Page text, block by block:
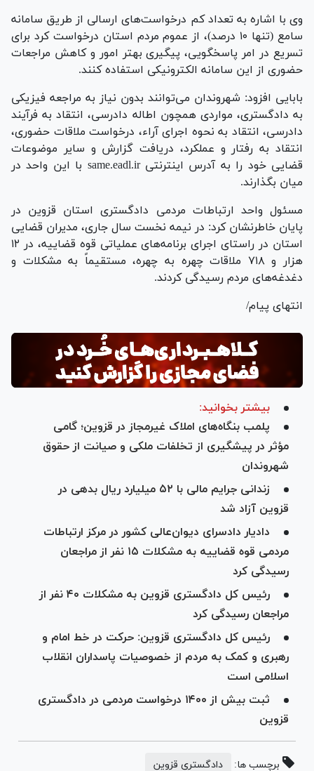
وی با اشاره به تعداد کم درخواست‌های ارسالی از طریق سامانه
سامع (تنها ۱۰ درصد)، از عموم مردم استان درخواست کرد برای
تسریع در امر پاسخگویی، پیگیری بهتر امور و کاهش مراجعات
حضوری از این سامانه الکترونیکی استفاده کنند.
بابایی افزود: شهروندان می‌توانند بدون نیاز به مراجعه فیزیکی
به دادگستری، مواردی همچون اطاله دادرسی، انتقاد به فرآیند
دادرسی، انتقاد به نحوه اجرای آراء، درخواست ملاقات حضوری،
انتقاد به رفتار و عملکرد، دریافت گزارش و سایر موضوعات
قضایی خود را به آدرس اینترنتی same.eadl.ir با این واحد در
میان بگذارند.
مسئول واحد ارتباطات مردمی دادگستری استان قزوین در
پایان خاطرنشان کرد: در نیمه نخست سال جاری، مدیران قضایی
استان در راستای اجرای برنامه‌های عملیاتی قوه قضاییه، در ۱۲
هزار و ۷۱۸ ملاقات چهره به چهره، مستقیماً به مشکلات و
دغدغه‌های مردم رسیدگی کردند.
انتهای پیام/
بیشتر بخوانید:
پلمب بنگاه‌های املاک غیرمجاز در قزوین؛ گامی
مؤثر در پیشگیری از تخلفات ملکی و صیانت از حقوق
شهروندان
زندانی جرایم مالی با ۵۲ میلیارد ریال بدهی در
قزوین آزاد شد
دادیار دادسرای دیوان‌عالی کشور در مرکز ارتباطات
مردمی قوه قضاییه به مشکلات ۱۵ نفر از مراجعان
رسیدگی کرد
رئیس کل دادگستری قزوین به مشکلات ۴۰ نفر از
مراجعان رسیدگی کرد
رئیس کل دادگستری قزوین: حرکت در خط امام و
رهبری و کمک به مردم از خصوصیات پاسداران انقلاب
اسلامی است
ثبت بیش از ۱۴۰۰ درخواست مردمی در دادگستری
قزوین
برچسب ها: دادگستری قزوین